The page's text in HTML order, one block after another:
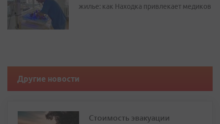
жилье: как Находка привлекает медиков
Другие новости
Стоимость эвакуации